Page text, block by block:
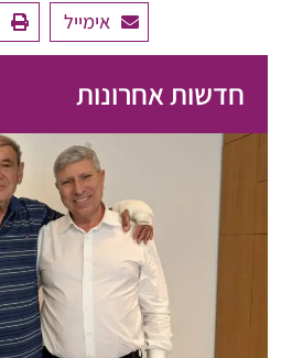
אימייל
חדשות אחרונות